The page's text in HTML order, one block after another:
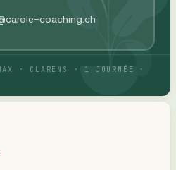
coaching.ch
· CLARENS · 1 JOURNÉE ·